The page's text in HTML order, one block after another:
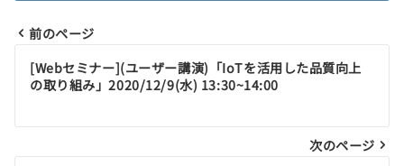
投
稿
ナ
ビ
前のページ
[Webセミナー](ユーザー講演)「IoTを活用した品質向上
の取り組み」2020/12/9(水) 13:30~14:00
次のページ